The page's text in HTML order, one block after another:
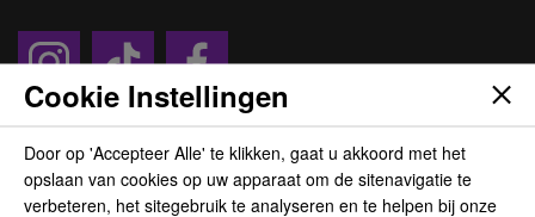
BEZOEK ONS
Cookie Instellingen
Door op 'Accepteer Alle' te klikken, gaat u akkoord met het
opslaan van cookies op uw apparaat om de sitenavigatie te
verbeteren, het sitegebruik te analyseren en te helpen bij onze